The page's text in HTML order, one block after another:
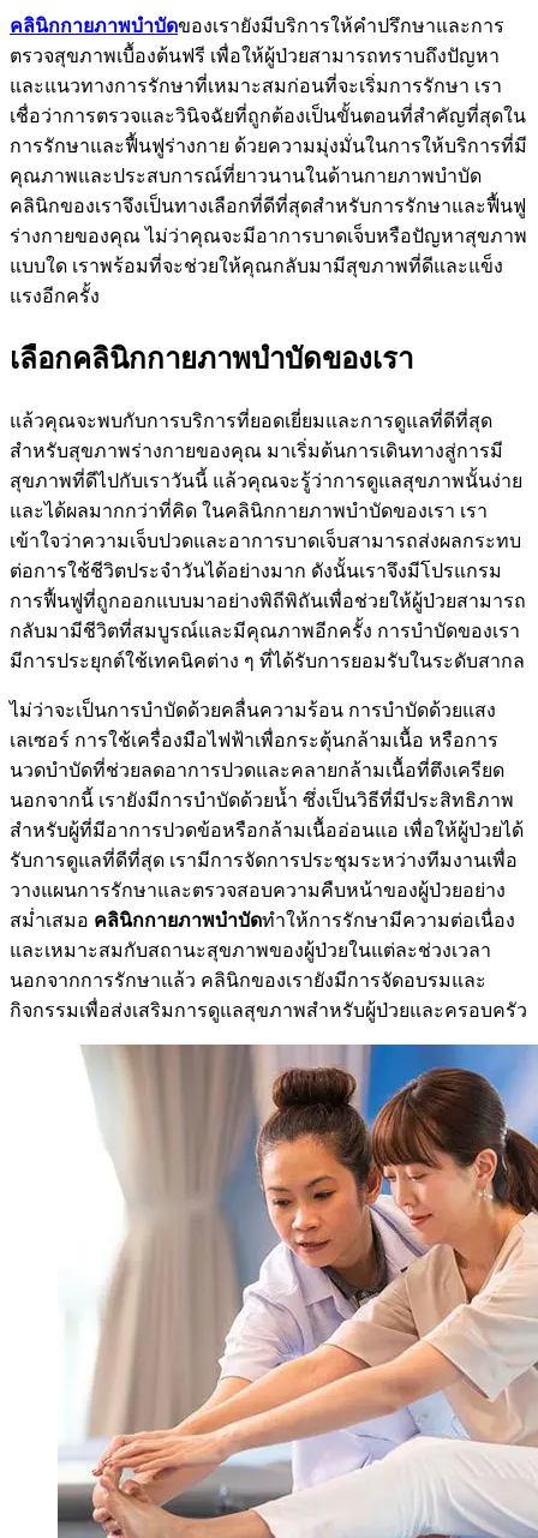
คลินิกกายภาพบำบัดของเรายังมีบริการให้คำปรึกษาและการ
ตรวจสุขภาพเบื้องต้นฟรี เพื่อให้ผู้ป่วยสามารถทราบถึงปัญหา
และแนวทางการรักษาที่เหมาะสมก่อนที่จะเริ่มการรักษา เรา
เชื่อว่าการตรวจและวินิจฉัยที่ถูกต้องเป็นขั้นตอนที่สำคัญที่สุดใน
การรักษาและฟื้นฟูร่างกาย ด้วยความมุ่งมั่นในการให้บริการที่มี
คุณภาพและประสบการณ์ที่ยาวนานในด้านกายภาพบำบัด
คลินิกของเราจึงเป็นทางเลือกที่ดีที่สุดสำหรับการรักษาและฟื้นฟู
ร่างกายของคุณ ไม่ว่าคุณจะมีอาการบาดเจ็บหรือปัญหาสุขภาพ
แบบใด เราพร้อมที่จะช่วยให้คุณกลับมามีสุขภาพที่ดีและแข็ง
แรงอีกครั้ง
เลือกคลินิกกายภาพบำบัดของเรา
แล้วคุณจะพบกับการบริการที่ยอดเยี่ยมและการดูแลที่ดีที่สุด
สำหรับสุขภาพร่างกายของคุณ มาเริ่มต้นการเดินทางสู่การมี
สุขภาพที่ดีไปกับเราวันนี้ แล้วคุณจะรู้ว่าการดูแลสุขภาพนั้นง่าย
และได้ผลมากกว่าที่คิด ในคลินิกกายภาพบำบัดของเรา เรา
เข้าใจว่าความเจ็บปวดและอาการบาดเจ็บสามารถส่งผลกระทบ
ต่อการใช้ชีวิตประจำวันได้อย่างมาก ดังนั้นเราจึงมีโปรแกรม
การฟื้นฟูที่ถูกออกแบบมาอย่างพิถีพิถันเพื่อช่วยให้ผู้ป่วยสามารถ
กลับมามีชีวิตที่สมบูรณ์และมีคุณภาพอีกครั้ง การบำบัดของเรา
มีการประยุกต์ใช้เทคนิคต่าง ๆ ที่ได้รับการยอมรับในระดับสากล
ไม่ว่าจะเป็นการบำบัดด้วยคลื่นความร้อน การบำบัดด้วยแสง
เลเซอร์ การใช้เครื่องมือไฟฟ้าเพื่อกระตุ้นกล้ามเนื้อ หรือการ
นวดบำบัดที่ช่วยลดอาการปวดและคลายกล้ามเนื้อที่ตึงเครียด
นอกจากนี้ เรายังมีการบำบัดด้วยน้ำ ซึ่งเป็นวิธีที่มีประสิทธิภาพ
สำหรับผู้ที่มีอาการปวดข้อหรือกล้ามเนื้ออ่อนแอ เพื่อให้ผู้ป่วยได้
รับการดูแลที่ดีที่สุด เรามีการจัดการประชุมระหว่างทีมงานเพื่อ
วางแผนการรักษาและตรวจสอบความคืบหน้าของผู้ป่วยอย่าง
สม่ำเสมอ คลินิกกายภาพบำบัดทำให้การรักษามีความต่อเนื่อง
และเหมาะสมกับสถานะสุขภาพของผู้ป่วยในแต่ละช่วงเวลา
นอกจากการรักษาแล้ว คลินิกของเรายังมีการจัดอบรมและ
กิจกรรมเพื่อส่งเสริมการดูแลสุขภาพสำหรับผู้ป่วยและครอบครัว